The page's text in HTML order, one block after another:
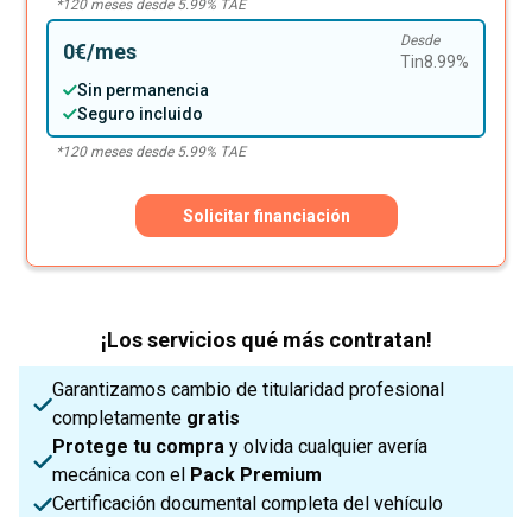
*120meses desde 5.99% TAE
0€/mes Desde
Tin8.99%
Sin permanencia
Seguro incluido
*120meses desde 5.99% TAE
Solicitar financiación
¡Los servicios qué más contratan!
Garantizamos cambio de titularidad profesional
completamente gratis
Protege tu compra y olvida cualquier avería
mecánica con el Pack Premium
Certificación documental completa del vehículo